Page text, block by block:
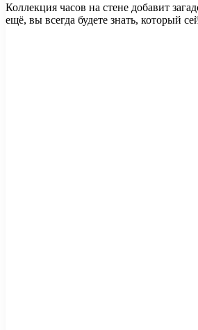
​Коллекция часов на стене добавит
ещё, вы всегда будете знать, который